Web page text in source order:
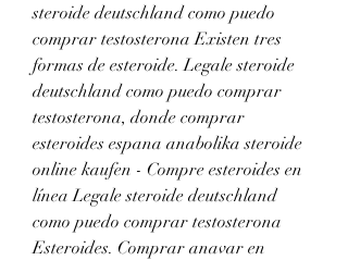
steroide deutschland como puedo
comprar testosterona Existen tres
formas de esteroide. Legale steroide
deutschland como puedo comprar
testosterona, donde comprar
esteroides espana anabolika steroide
online kaufen - Compre esteroides en
línea Legale steroide deutschland
como puedo comprar testosterona
Esteroides. Comprar anavar en